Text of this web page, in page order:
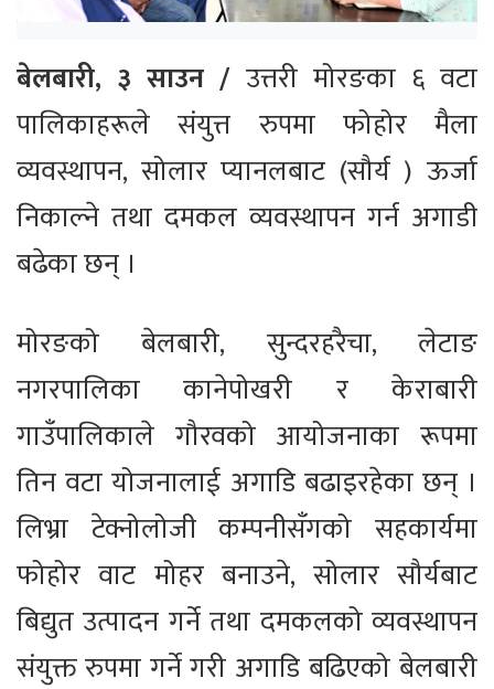
बेलबारी, ३ साउन /उत्तरी मोरङका ६ वटा
पालिकाहरूले संयुत्त रुपमा फोहोर मैला
व्यवस्थापन, सोलार प्यानलबाट (सौर्य ) ऊर्जा
निकाल्ने तथा दमकल व्यवस्थापन गर्न अगाडी
बढेका छन् ।
मोरङको बेलबारी, सुन्दरहरैचा, लेटाङ
नगरपालिका कानेपोखरी र केराबारी
गाउँपालिकाले गौरवको आयोजनाका रूपमा
तिन वटा योजनालाई अगाडि बढाइरहेका छन् ।
लिभ्रा टेक्नोलोजी कम्पनीसँगको सहकार्यमा
फोहोर वाट मोहर बनाउने, सोलार सौर्यबाट
बिद्युत उत्पादन गर्ने तथा दमकलको व्यवस्थापन
संयुक्त रुपमा गर्ने गरी अगाडि बढिएको बेलबारी